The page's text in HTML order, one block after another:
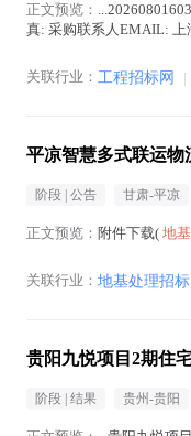
正文预览：
真: 采购联系人EMAIL: 上
关联行业： 工程招标网 |
平凉智慧多式联运物
阶段 | 公告 甘肃-平凉
正文预览： 附件下载( 地
关联行业： 地基处理招标
贵阳九悦项目2期住
阶段 | 结果 贵州-贵阳